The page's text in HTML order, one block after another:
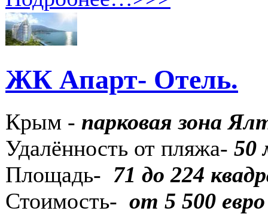
ЖК Апарт- Отель.
Крым - парковая зона
Удалённость от пляжа- 50
Площадь- 71 до 224
Стоимость- от 5 500